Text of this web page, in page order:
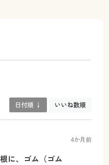
日付順 ↓ いいね数順
4か月前
に、ゴム（ゴム